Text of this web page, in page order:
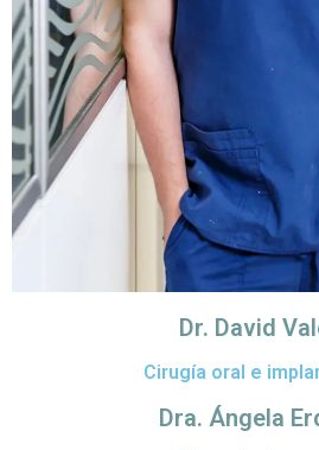
Dr. David
Cirugía oral e
Dra. Ángela